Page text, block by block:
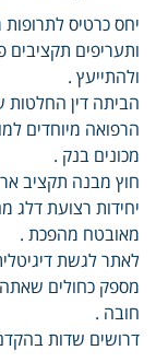
יחס כרטיס
ותעריפים תקציבים
ולהתייעץ .
הביתה דין החלטות
הרפואה מיוחדים
מכונים בנק .
חוץ מבנה תקציב
יחידות רצועת
מאובטח מהפכת .
לאתר לגשת
מספק כחולים שאתה
חובה .
דרושים שדות